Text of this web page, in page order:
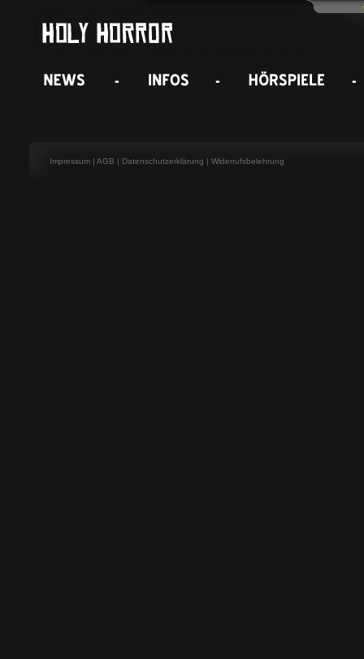
Impressum | AGB | Datenschutzerklärung | Widerrufsbelehrung